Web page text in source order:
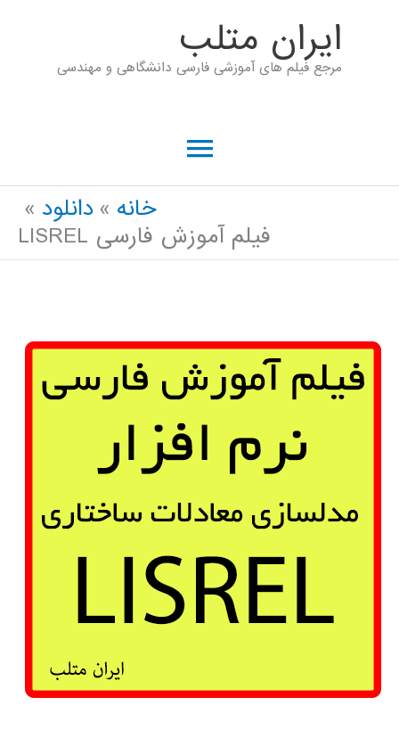
ايران متلب
مرجع فیلم های آموزشی فارسی دانشگاهی و مهندسی
فهرست
اصلیخانه
دانلود
فیلم آموزش فارسی LISREL